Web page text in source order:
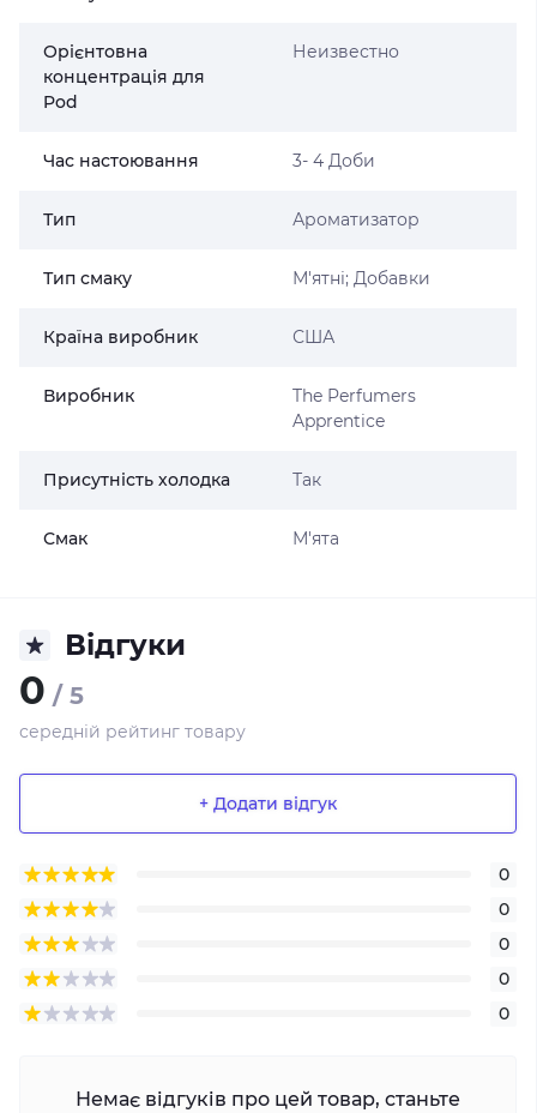
Орієнтовна
концентрація для
Pod
Неизвестно
Час настоювання 3- 4 Доби
Тип Ароматизатор
Тип смаку М'ятні; Добавки
Країна виробник США
Виробник
The Perfumers
Apprentice
Присутність холодка Так
Смак М'ята
Відгуки
0 / 5
середній рейтинг товару
+ Додати відгук
0
0
0
0
0
Немає відгуків про цей товар, станьте